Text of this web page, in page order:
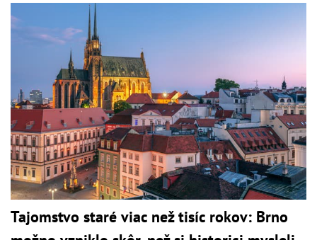
Tajomstvo staré viac než tisíc rokov: Brno